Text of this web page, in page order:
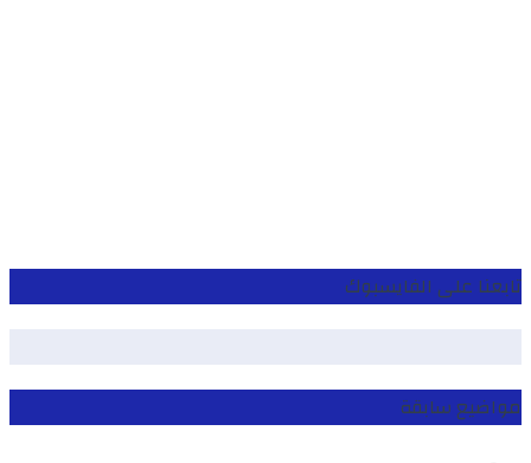
تابعنا على الفايسبوك
مواضيع سابقة